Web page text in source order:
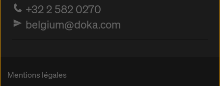
+32 2 582 0270
belgium@doka.com
Mentions légales